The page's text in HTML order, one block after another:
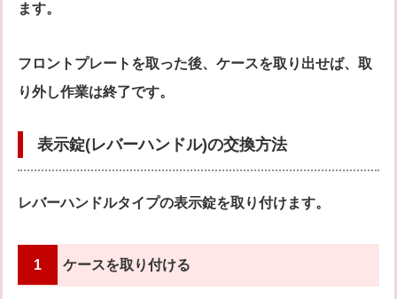
ます。
フロントプレートを取った後、ケースを取り出せば、取
り外し作業は終了です。
表示錠(レバーハンドル)の交換方法
レバーハンドルタイプの表示錠を取り付けます。
1 ケースを取り付ける